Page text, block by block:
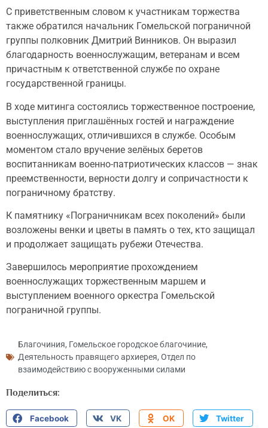
С приветственным словом к участникам торжества
также обратился начальник Гомельской пограничной
группы полковник Дмитрий Винников. Он выразил
благодарность военнослужащим, ветеранам и всем
причастным к ответственной службе по охране
государственной границы.
В ходе митинга состоялись торжественное построение,
выступления приглашённых гостей и награждение
военнослужащих, отличившихся в службе. Особым
моментом стало вручение зелёных беретов
воспитанникам военно-патриотических классов — знак
преемственности, верности долгу и сопричастности к
пограничному братству.
К памятнику «Пограничникам всех поколений» были
возложены венки и цветы в память о тех, кто защищал
и продолжает защищать рубежи Отечества.
Завершилось мероприятие прохождением
военнослужащих торжественным маршем и
выступлением военного оркестра Гомельской
пограничной группы.
Благочиния, Гомельское городское благочиние,
Деятельность правящего архиерея, Отдел по
взаимодействию с вооруженными силами
Поделиться:
Facebook VK OK Twitter